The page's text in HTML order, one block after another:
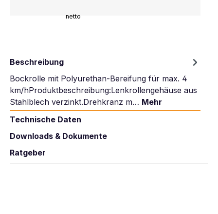
netto
Beschreibung
Bockrolle mit Polyurethan-Bereifung für max. 4
km/hProduktbeschreibung:Lenkrollengehäuse aus
Stahlblech verzinkt.Drehkranz m… Mehr
Technische Daten
Downloads & Dokumente
Ratgeber